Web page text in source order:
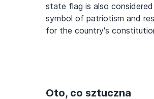
state flag is also
symbol of patriotism and
for the country's
Oto, co sztuczna